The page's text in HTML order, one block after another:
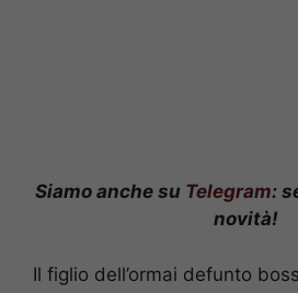
Siamo anche su Telegram:
novità!
Il figlio dell’ormai defunto